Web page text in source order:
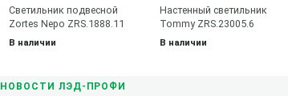
Светильник подвесной
Zortes Nepo ZRS.1888.11
В наличии
Настенный светильник
Tommy ZRS.23005.6
В наличии
НОВОСТИ ЛЭД-ПРОФИ